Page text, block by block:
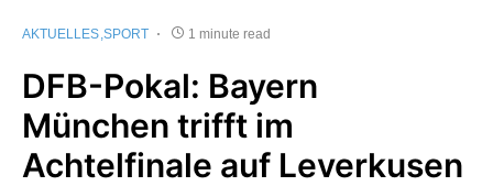
AKTUELLES SPORT 1 minute read
DFB-Pokal: Bayern
München trifft im
Achtelfinale auf Leverkusen